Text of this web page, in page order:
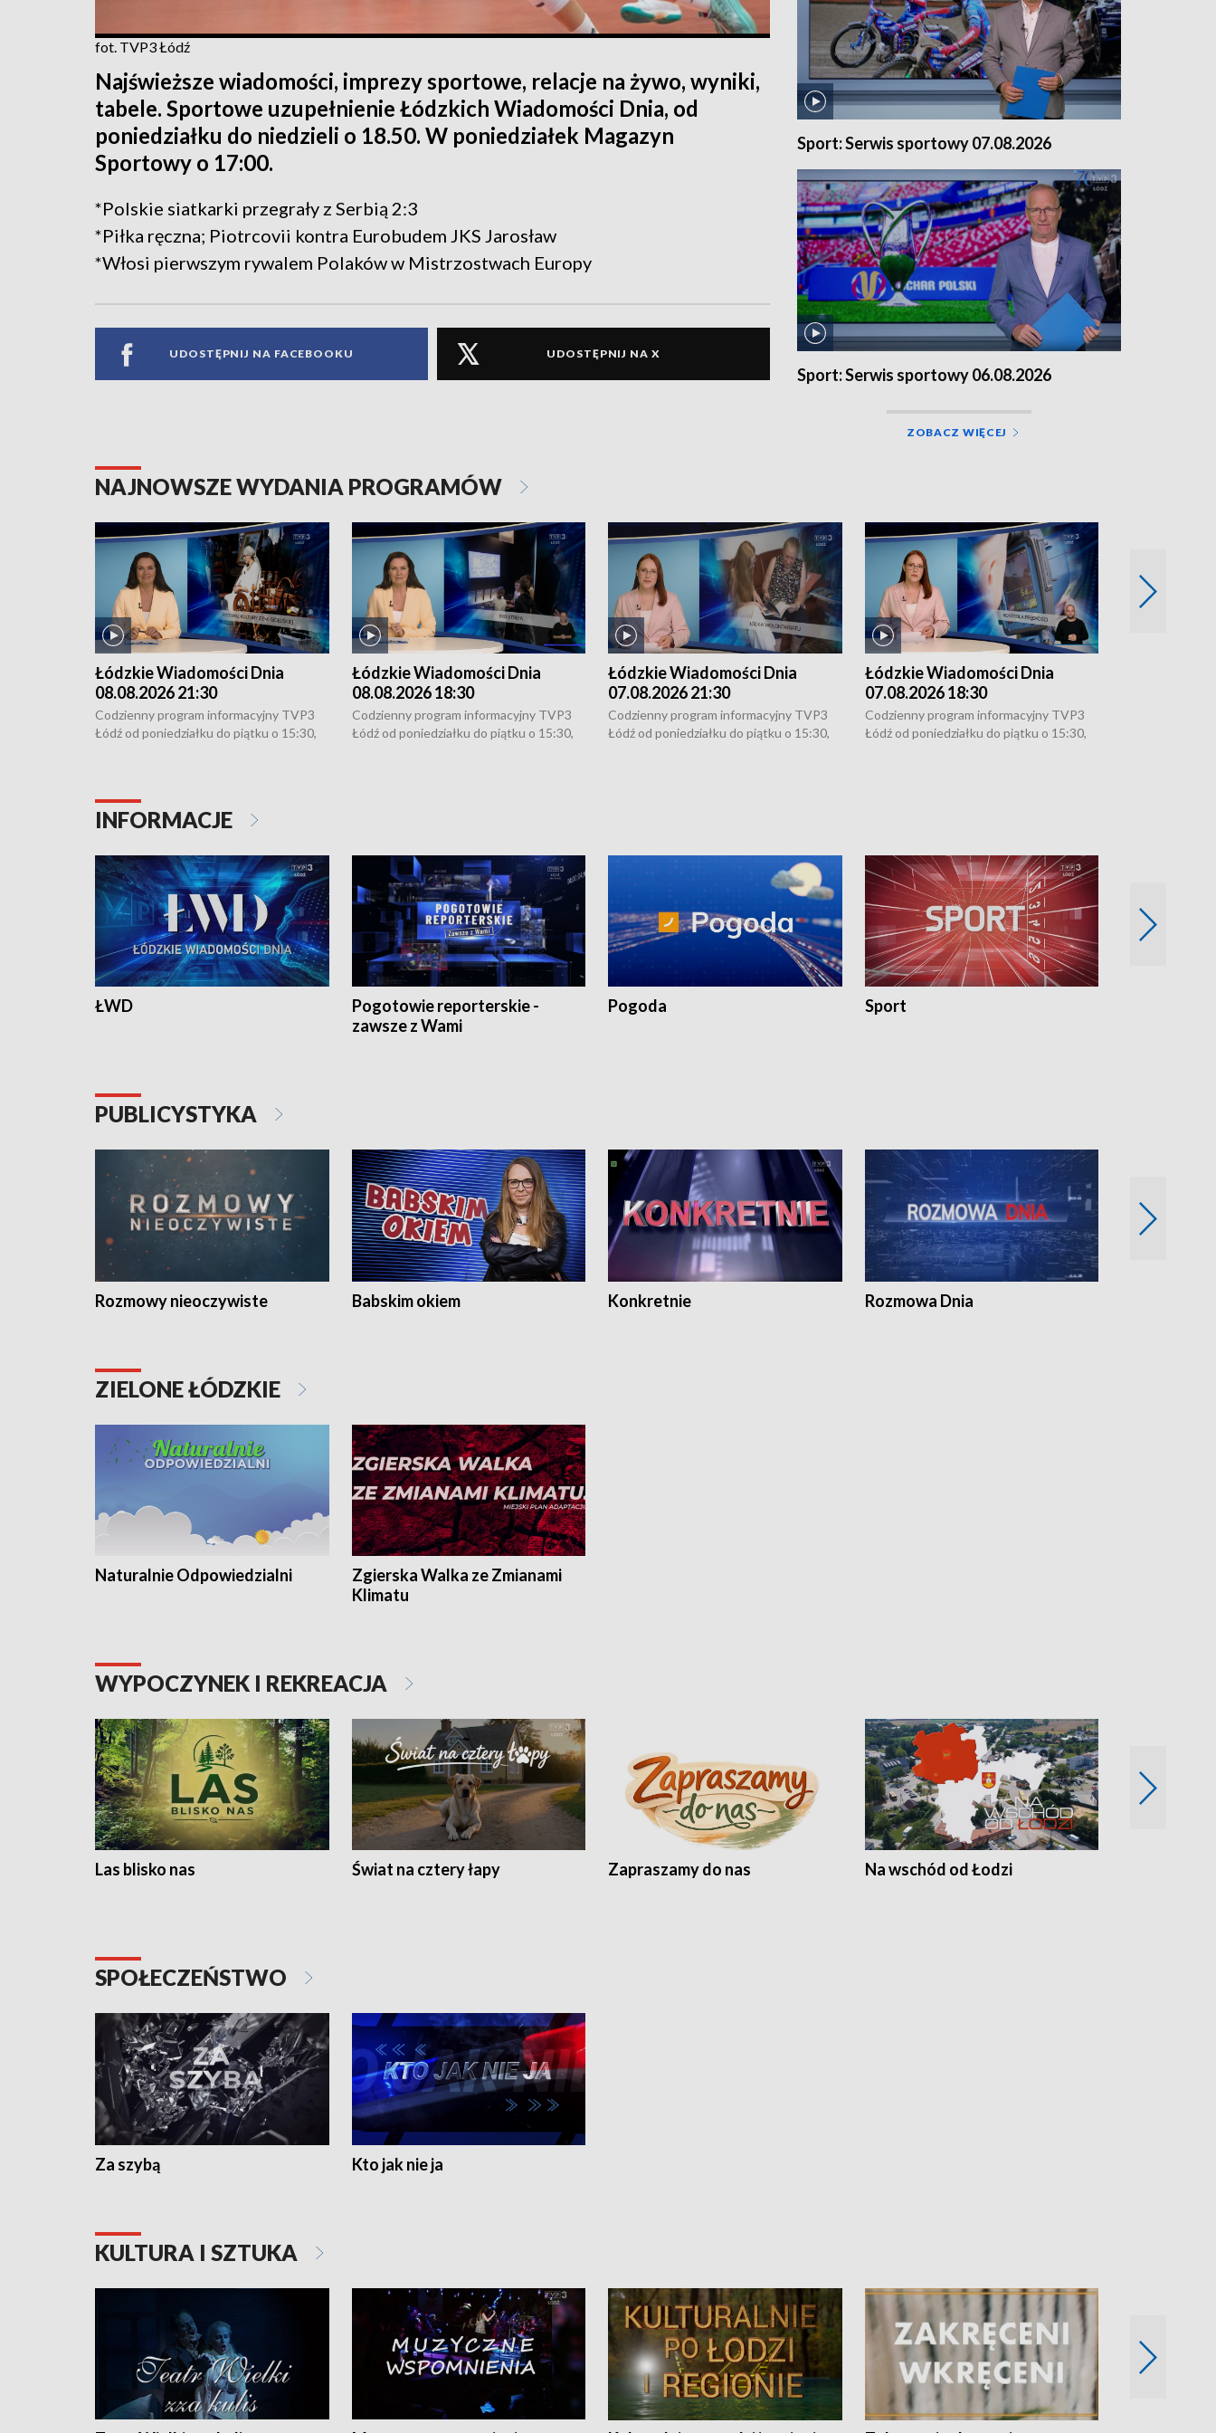
fot. TVP3 Łódź
Najświeższe wiadomości, imprezy sportowe, relacje na żywo, wyniki,
tabele. Sportowe uzupełnienie Łódzkich Wiadomości Dnia, od
poniedziałku do niedzieli o 18.50. W poniedziałek Magazyn
Sportowy o 17:00.
*Polskie siatkarki przegrały z Serbią 2:3
*Piłka ręczna; Piotrcovii kontra Eurobudem JKS Jarosław
*Włosi pierwszym rywalem Polaków w Mistrzostwach Europy
UDOSTĘPNIJ NA FACEBOOKU UDOSTĘPNIJ NA X
Sport: Serwis sportowy 07.08.2026
Sport: Serwis sportowy 06.08.2026
ZOBACZ WIĘCEJ
NAJNOWSZE WYDANIA PROGRAMÓW
Łódzkie Wiadomości Dnia
08.08.2026 21:30
Codzienny program informacyjny TVP3
Łódź od poniedziałku do piątku o 15:30,
Łódzkie Wiadomości Dnia
08.08.2026 18:30
Codzienny program informacyjny TVP3
Łódź od poniedziałku do piątku o 15:30,
Łódzkie Wiadomości Dnia
07.08.2026 21:30
Codzienny program informacyjny TVP3
Łódź od poniedziałku do piątku o 15:30,
Łódzkie Wiadomości Dnia
07.08.2026 18:30
Codzienny program informacyjny TVP3
Łódź od poniedziałku do piątku o 15:30,
INFORMACJE
ŁWD
Pogotowie reporterskie -
zawsze z Wami
Pogoda Sport
PUBLICYSTYKA
Rozmowy nieoczywiste Babskim okiem Konkretnie Rozmowa Dnia
ZIELONE ŁÓDZKIE
Naturalnie Odpowiedzialni
Zgierska Walka ze Zmianami
Klimatu
WYPOCZYNEK I REKREACJA
Las blisko nas Świat na cztery łapy Zapraszamy do nas Na wschód od Łodzi
SPOŁECZEŃSTWO
Za szybą Kto jak nie ja
KULTURA I SZTUKA